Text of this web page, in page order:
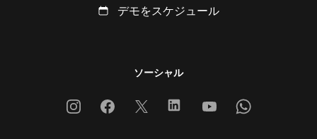
デモをスケジュール
ソーシャル
InstagramFacebook
X LinkedinYoutubeWhatsapp